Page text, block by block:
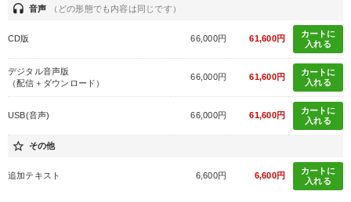
経営者のための《音声・動画で学ぶ》講演シリーズ
【1月】音声・映像 改善・生産性向上
headset 音声 （どの形態でも内容は同じです）
CD版 66,000円 61,600円
カートに
入れる
デジタル音声版
（配信＋ダウンロード）
66,000円 61,600円
カートに
入れる
USB(音声) 66,000円 61,600円
カートに
入れる
star_border その他
追加テキスト 6,600円 6,600円
カートに
入れる